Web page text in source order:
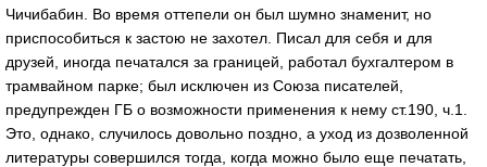
Чичибабин. Во время оттепели он был шумно знаменит, но
приспособиться к застою не захотел. Писал для себя и для
друзей, иногда печатался за границей, работал бухгалтером в
трамвайном парке; был исключен из Союза писателей,
предупрежден ГБ о возможности применения к нему ст.190, ч.1.
Это, однако, случилось довольно поздно, а уход из дозволенной
литературы совершился тогда, когда можно было еще печатать,